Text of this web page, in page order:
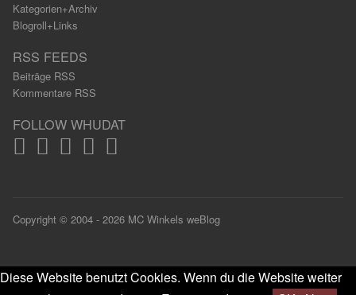
Kategorien+Archiv
Blogroll+Links
RSS FEEDS
Beiträge RSS
Kommentare RSS
FOLLOW WHUDAT
Copyright © 2004 - 2026 MC Winkels weBlog
Diese Website benutzt Cookies. Wenn du die Website weiter